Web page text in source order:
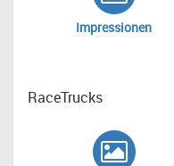
Impressionen
RaceTrucks